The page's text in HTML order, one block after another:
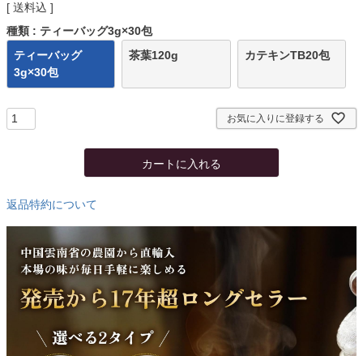
送料込
種類
ティーバッグ3g×30包
ティーバッグ
3g×30包
茶葉120g カテキンTB20包
お気に入りに登録する
カートに入れる
返品特約について